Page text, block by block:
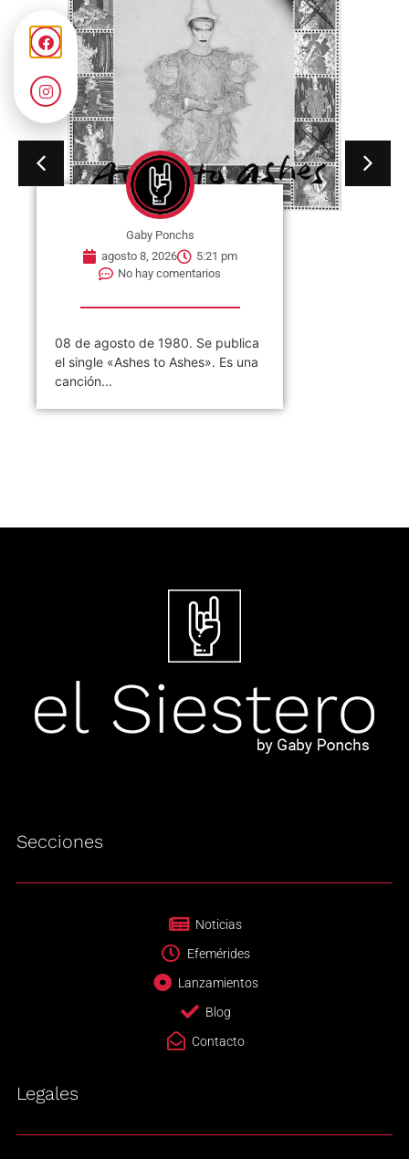
Gaby Ponchs
agosto 8, 2026
5:21 pm
No hay comentarios
08 de agosto de 1980. Se publica
el single «Ashes to Ashes». Es una
canción...
Secciones
Noticias
Efemérides
Lanzamientos
Blog
Contacto
Legales